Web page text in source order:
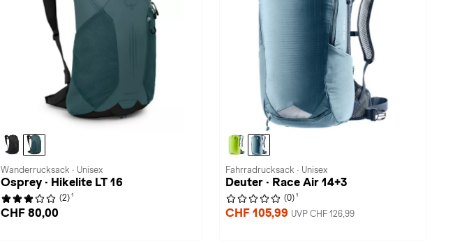
Wanderrucksack · Unisex
Osprey · Hikelite LT 16
(2) 1
CHF 80,00
Fahrradrucksack · Unisex
Deuter · Race Air 14+3
(0) 1
CHF 105,99 UVP CHF 126,99